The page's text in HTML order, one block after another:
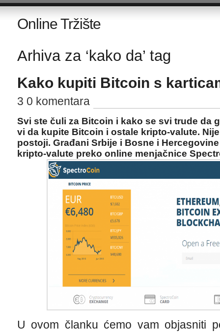
Online Tržište
Arhiva za ‘kako da’ tag
Kako kupiti Bitcoin s
3 0 komentara
Svi ste čuli za Bitcoin i kako se svi trude da
vi da kupite Bitcoin i ostale kripto-valute.
postoji. Građani Srbije i Bosne i
kripto-valute preko online menjačnice
U ovom članku ćemo vam objasniti